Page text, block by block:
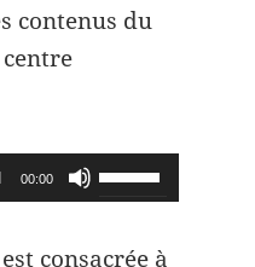
contenus du
00:00
Utilisez
les
flèches
consacrée à